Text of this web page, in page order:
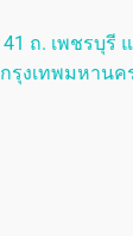
41 ถ. เพชรบุรี
กรุงเทพมหานค